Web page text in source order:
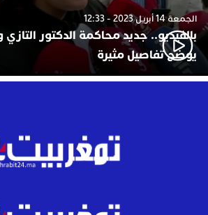
الجمعة 14 أبريل 2023 - 12:33
بالفيديو.. جديد محاكمة الدكتور التازي
يوضح تفاصيل مثيرة